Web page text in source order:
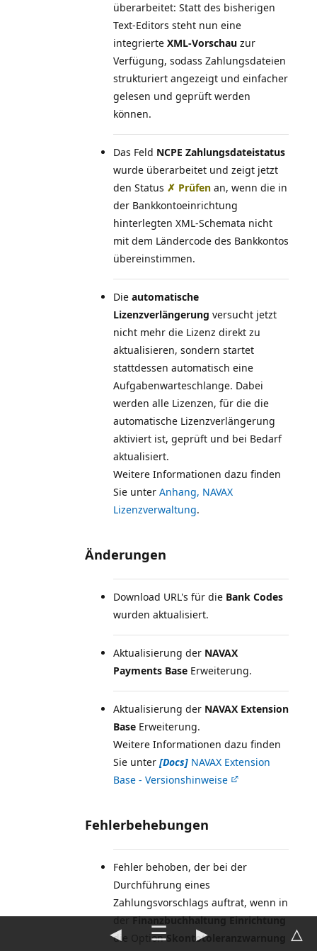
überarbeitet: Statt des bisherigen
Text-Editors steht nun eine
integrierte XML-Vorschau zur
Verfügung, sodass Zahlungsdateien
strukturiert angezeigt und einfacher
gelesen und geprüft werden
können.
Das Feld NCPE Zahlungsdateistatus
wurde überarbeitet und zeigt jetzt
den Status ✗ Prüfen an, wenn die in
der Bankkontoeinrichtung
hinterlegten XML-Schemata nicht
mit dem Ländercode des Bankkontos
übereinstimmen.
Die automatische
Lizenzverlängerung versucht jetzt
nicht mehr die Lizenz direkt zu
aktualisieren, sondern startet
stattdessen automatisch eine
Aufgabenwarteschlange. Dabei
werden alle Lizenzen, für die die
automatische Lizenzverlängerung
aktiviert ist, geprüft und bei Bedarf
aktualisiert.
Weitere Informationen dazu finden
Sie unter Anhang, NAVAX
Lizenzverwaltung.
Änderungen
Download URL's für die Bank Codes
wurden aktualisiert.
Aktualisierung der NAVAX
Payments Base Erweiterung.
Aktualisierung der NAVAX Extension
Base Erweiterung.
Weitere Informationen dazu finden
Sie unter [Docs] NAVAX Extension
Base - Versionshinweise
Fehlerbehebungen
Fehler behoben, der bei der
Durchführung eines
Zahlungsvorschlags auftrat, wenn in
derFinanzbuchhaltung Einrichtung
die Option Skontotoleranzwarnung
◀ ☰ ▶ △